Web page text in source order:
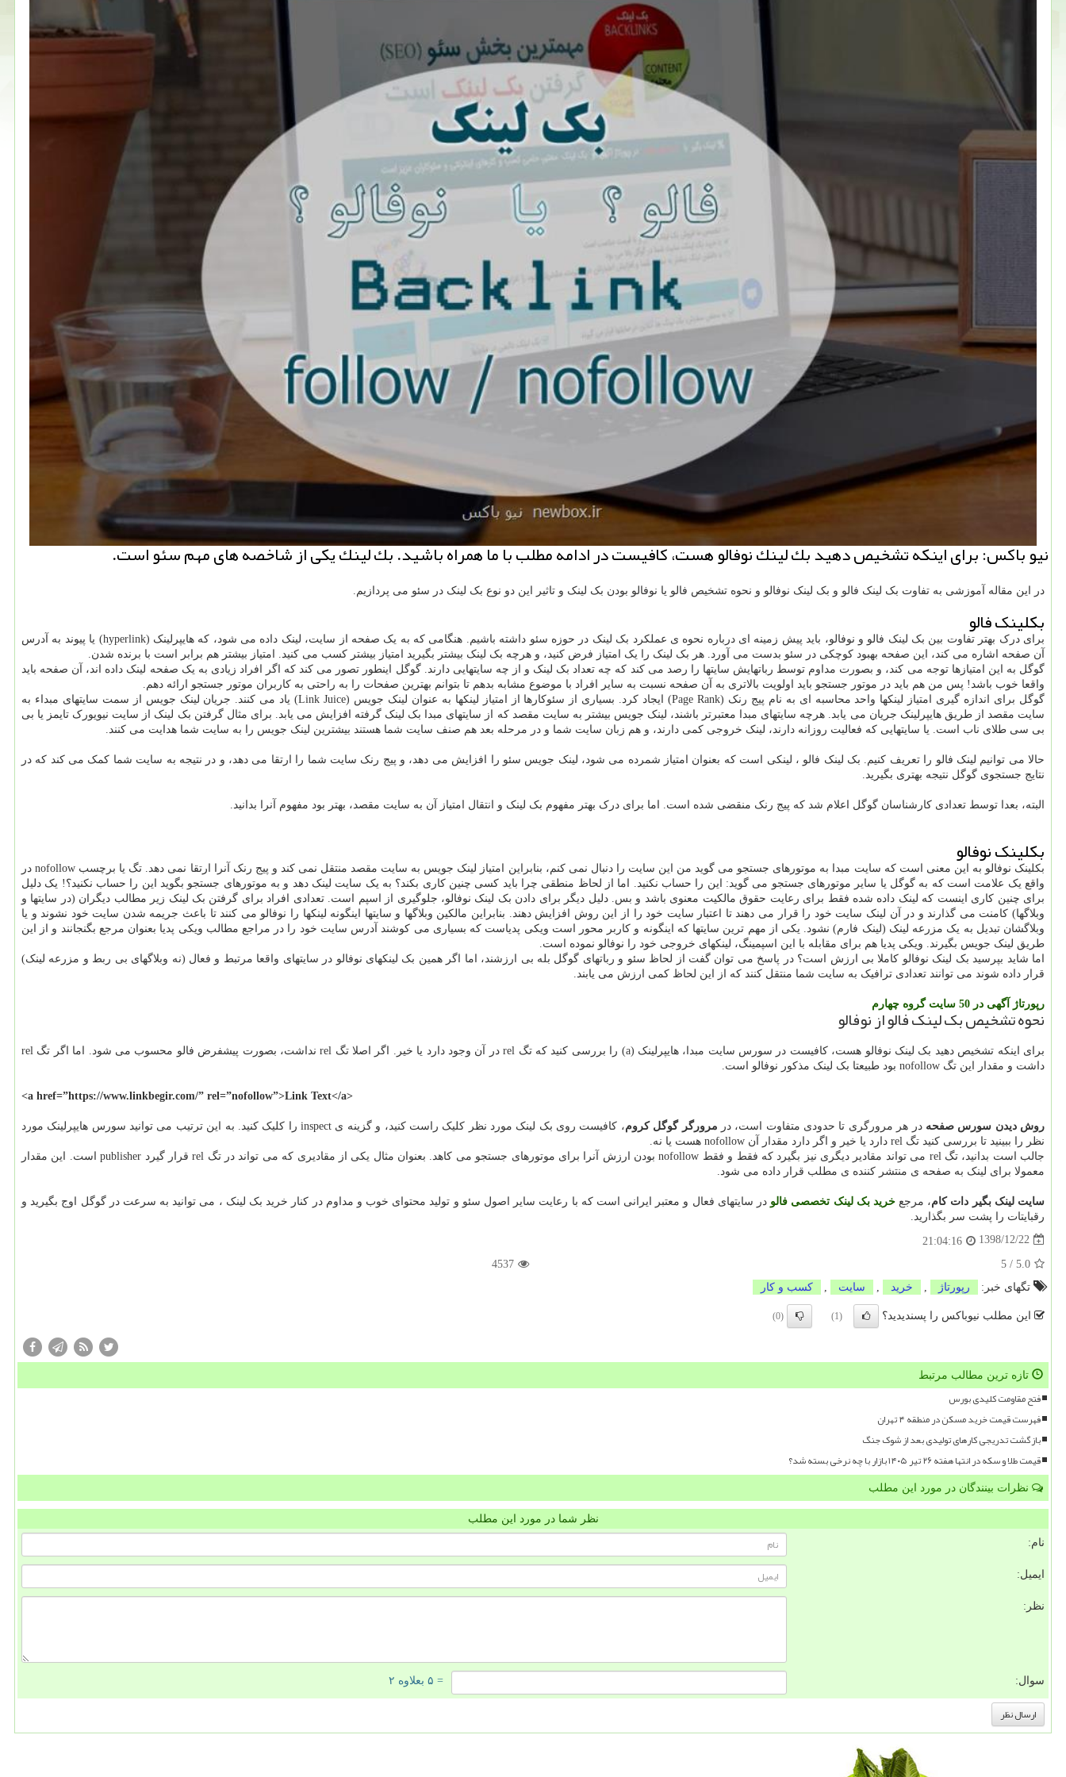
نیو باكس: برای اینكه تشخیص دهید بك لینك نوفالو هست، كافیست در ادامه مطلب با ما همراه باشید. بك لینك یكی از شاخصه های مهم سئو است.
در این مقاله آموزشی به تفاوت بک لینک فالو و بک لینک نوفالو و نحوه تشخیص فالو یا نوفالو بودن بک لینک و تاثیر این دو نوع بک لینک در سئو می پردازیم.
بکلینک فالو
برای درک بهتر تفاوت بین بک لینک فالو و نوفالو، باید پیش زمینه ای درباره نحوه ی عملکرد بک لینک در حوزه سئو داشته باشیم. هنگامی که به یک صفحه از سایت، لینک داده می شود، که هایپرلینک (hyperlink) یا پیوند به آدرس
آن صفحه اشاره می کند، این صفحه بهبود کوچکی در سئو بدست می آورد. هر بک لینک را یک امتیاز فرض کنید، و هرچه بک لینک بیشتر بگیرید امتیاز بیشتر کسب می کنید. امتیاز بیشتر هم برابر است با برنده شدن.
گوگل به این امتیازها توجه می کند، و بصورت مداوم توسط رباتهایش سایتها را رصد می کند که چه تعداد بک لینک و از چه سایتهایی دارند. گوگل اینطور تصور می کند که اگر افراد زیادی به یک صفحه لینک داده اند، آن صفحه باید
واقعا خوب باشد! پس من هم باید در موتور جستجو باید اولویت بالاتری به آن صفحه نسبت به سایر افراد با موضوع مشابه بدهم تا بتوانم بهترین صفحات را به راحتی به کاربران موتور جستجو ارائه دهم.
گوگل برای اندازه گیری امتیاز لینکها واحد محاسبه ای به نام پیج رنک (Page Rank) ایجاد کرد. بسیاری از سئوکارها از امتیاز لینکها به عنوان لینک جویس (Link Juice) یاد می کنند. جریان لینک جویس از سمت سایتهای مبداء به
سایت مقصد از طریق هایپرلینک جریان می یابد. هرچه سایتهای مبدا معتبرتر باشند، لینک جویس بیشتر به سایت مقصد که از سایتهای مبدا بک لینک گرفته افزایش می یابد. برای مثال گرفتن بک لینک از سایت نیویورک تایمز یا بی
بی سی طلای ناب است. یا سایتهایی که فعالیت روزانه دارند، لینک خروجی کمی دارند، و هم زبان سایت شما و در مرحله بعد هم صنف سایت شما هستند بیشترین لینک جویس را به سایت شما هدایت می کنند.
حالا می توانیم لینک فالو را تعریف کنیم. بک لینک فالو ، لینکی است که بعنوان امتیاز شمرده می شود، لینک جویس سئو را افزایش می دهد، و پیج رنک سایت شما را ارتقا می دهد، و در نتیجه به سایت شما کمک می کند که در
نتایج جستجوی گوگل نتیجه بهتری بگیرید.
البته، بعدا توسط تعدادی کارشناسان گوگل اعلام شد که پیج رنک منقضی شده است. اما برای درک بهتر مفهوم بک لینک و انتقال امتیاز آن به سایت مقصد، بهتر بود مفهوم آنرا بدانید.
بکلینک نوفالو
بکلینک نوفالو به این معنی است که سایت مبدا به موتورهای جستجو می گوید من این سایت را دنبال نمی کنم، بنابراین امتیاز لینک جویس به سایت مقصد منتقل نمی کند و پیج رنک آنرا ارتقا نمی دهد. تگ یا برچسب nofollow در
واقع یک علامت است که به گوگل یا سایر موتورهای جستجو می گوید: این را حساب نکنید. اما از لحاظ منطقی چرا باید کسی چنین کاری بکند؟ به یک سایت لینک دهد و به موتورهای جستجو بگوید این را حساب نکنید؟! یک دلیل
برای چنین کاری اینست که لینک داده شده فقط برای رعایت حقوق مالکیت معنوی باشد و بس. دلیل دیگر برای دادن بک لینک نوفالو، جلوگیری از اسپم است. تعدادی افراد برای گرفتن بک لینک زیر مطالب دیگران (در سایتها و
وبلاگها) کامنت می گذارند و در آن لینک سایت خود را قرار می دهند تا اعتبار سایت خود را از این روش افزایش دهند. بنابراین مالکین وبلاگها و سایتها اینگونه لینکها را نوفالو می کنند تا باعث جریمه شدن سایت خود نشوند و یا
وبلاگشان تبدیل به یک مزرعه لینک (لینک فارم) نشود. یکی از مهم ترین سایتها که اینگونه و کاربر محور است ویکی پدیاست که بسیاری می کوشند آدرس سایت خود را در مراجع مطالب ویکی پدیا بعنوان مرجع بگنجانند و از این
طریق لینک جویس بگیرند. ویکی پدیا هم برای مقابله با این اسپمینگ، لینکهای خروجی خود را نوفالو نموده است.
اما شاید بپرسید بک لینک نوفالو کاملا بی ارزش است؟ در پاسخ می توان گفت از لحاظ سئو و رباتهای گوگل بله بی ارزشند، اما اگر همین بک لینکهای نوفالو در سایتهای واقعا مرتبط و فعال (نه وبلاگهای بی ربط و مزرعه لینک)
قرار داده شوند می توانند تعدادی ترافیک به سایت شما منتقل کنند که از این لحاظ کمی ارزش می یابند.
رپورتاژ آگهی در 50 سایت گروه چهارم
نحوه تشخیص بک لینک فالو از نوفالو
برای اینکه تشخیص دهید بک لینک نوفالو هست، کافیست در سورس سایت مبدا، هایپرلینک (a) را بررسی کنید که تگ rel در آن وجود دارد یا خیر. اگر اصلا تگ rel نداشت، بصورت پیشفرض فالو محسوب می شود. اما اگر تگ rel
داشت و مقدار این تگ nofollow بود طبیعتا بک لینک مذکور نوفالو است.
<a href=”https://www.linkbegir.com/” rel=”nofollow”>Link Text</a>
روش دیدن سورس صفحه در هر مرورگری تا حدودی متفاوت است، در مرورگر گوگل کروم
، کافیست روی بک لینک مورد نظر کلیک راست کنید، و گزینه ی inspect را کلیک کنید. به این ترتیب می توانید سورس هایپرلینک مورد
نظر را ببینید تا بررسی کنید تگ rel دارد یا خیر و اگر دارد مقدار آن nofollow هست یا نه.
جالب است بدانید، تگ rel می تواند مقادیر دیگری نیز بگیرد که فقط و فقط nofollow بودن ارزش آنرا برای موتورهای جستجو می کاهد. بعنوان مثال یکی از مقادیری که می تواند در تگ rel قرار گیرد publisher است. این مقدار
معمولا برای لینک به صفحه ی منتشر کننده ی مطلب قرار داده می شود.
سایت لینک بگیر دات کام، مرجعخرید بک لینک تخصصی فالو در سایتهای فعال و معتبر ایرانی است که با رعایت سایر اصول سئو و تولید محتوای خوب و مداوم در کنار خرید بک لینک ، می توانید به سرعت در گوگل اوج بگیرید و
رقبایتات را پشت سر بگذارید.
1398/12/22
21:04:16
5.0
/
5
4537
تگهای خبر:
رپورتاژ خرید سایت كسب و كار
این مطلب نیوباکس را پسندیدید؟ (1)
(0)
تازه ترین مطالب مرتبط
فتح مقاومت کلیدی بورس
فهرست قیمت خرید مسکن در منطقه ۴ تهران
بازگشت تدریجی کارهای تولیدی بعد از شوک جنگ
قیمت طلا و سکه در انتها هفته ۲۶ تیر ۱۴۰۵ بازار با چه نرخی بسته شد؟
نظرات بینندگان در مورد این مطلب
نظر شما در مورد این مطلب
نام:
ایمیل:
نظر:
سوال: = ۵ بعلاوه ۲